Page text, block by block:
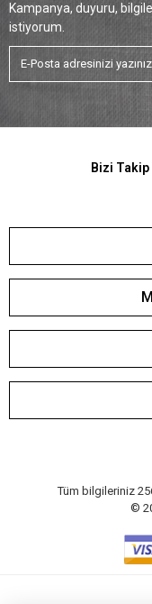
Kampanya, duyuru,
istiyorum.
Bizi Takip
Tüm bilgileriniz
©